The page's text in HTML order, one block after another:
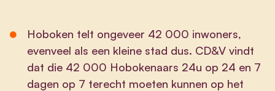
Hoboken telt ongeveer 42 000 inwoners,
evenveel als een kleine stad dus. CD&V vindt
dat die 42 000 Hobokenaars 24u op 24 en 7
dagen op 7 terecht moeten kunnen op het